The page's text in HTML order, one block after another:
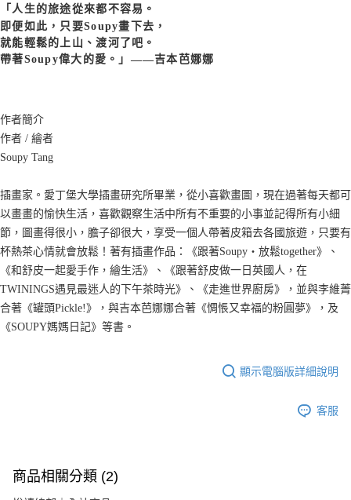
「人生的旅途從來都不容易。
即便如此，只要Soupy畫下去，
就能輕鬆的上山、渡河了吧。
帶著Soupy偉大的愛。」 ——吉本芭娜娜
作者簡介
作者 / 繪者
Soupy Tang
插畫家。愛丁堡大學插畫研究所畢業，從小喜歡畫圖，現在過著每天都可
以畫畫的愉快生活，喜歡觀察生活中所有不重要的小事並記得所有小細
節，圖畫得很小，膽子卻很大，享受一個人帶著皮箱去各國旅遊，只要有
杯熱茶心情就會放鬆！著有插畫作品：《跟著Soupy‧放鬆together》、
《和舒皮一起愛手作，繪生活》、《跟著舒皮做一日英國人，在
TWININGS遇見最迷人的下午茶時光》、《走進世界廚房》，並與李維菁
合著《罐頭Pickle!》，與吉本芭娜娜合著《惆悵又幸福的粉圓夢》，及
《SOUPY媽媽日記》等書。
顯示電腦版詳細說明
客服
商品相關分類 (2)